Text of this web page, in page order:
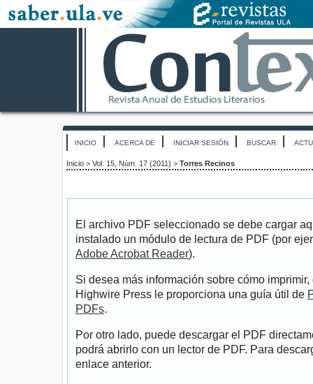
INICIO ACERCA DE INICIAR SESIÓN BUSCAR
Inicio > Vol. 15, Núm. 17 (2011) > Torres Recinos
El archivo PDF seleccionado se debe cargar
instalado un módulo de lectura de PDF (por
Adobe Acrobat Reader).
Si desea más información sobre cómo
Highwire Press le proporciona una guía útil de
PDFs.
Por otro lado, puede descargar el PDF
podrá abrirlo con un lector de PDF. Para
enlace anterior.